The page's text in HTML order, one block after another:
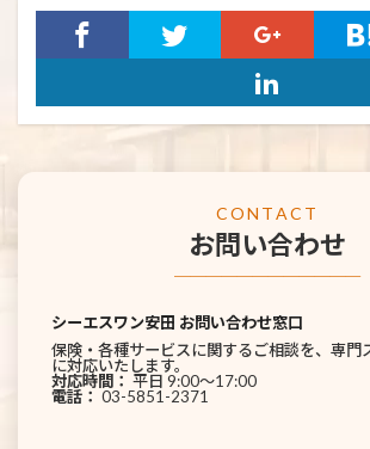
CONTACT
お問い合わせ
────────────
シーエスワン安田 お問い合わせ窓口
保険・各種サービスに関するご相談を、専門
に対応いたします。
対応時間： 平日 9:00〜17:00
電話： 03-5851-2371